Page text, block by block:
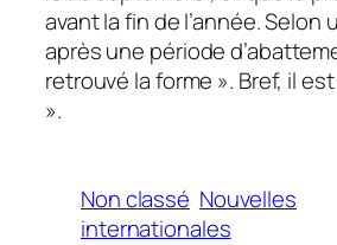
avant la fin de l’année. Selon
après une période
retrouvé la forme ». Bref, il
».
Non classé Nouvelles
internationales